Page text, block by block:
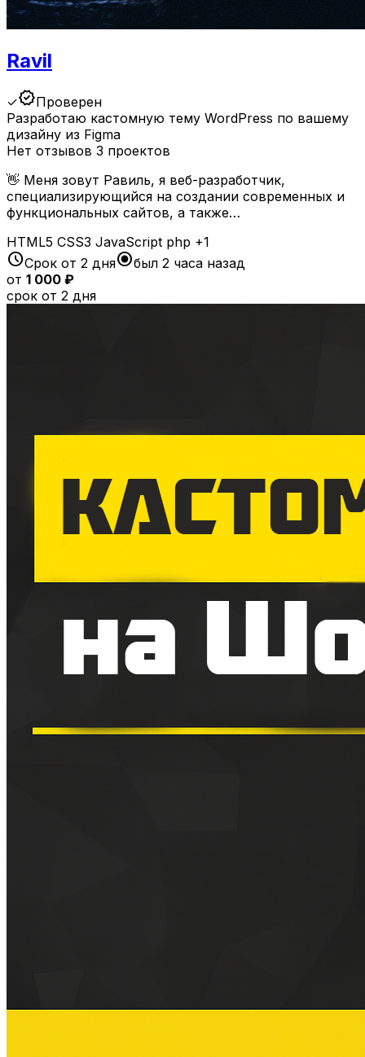
Ravil
✓verifiedПроверен
Разработаю кастомную тему WordPress по вашему
дизайну из Figma
Нет отзывов 3 проектов
👋 Меня зовут Равиль, я веб-разработчик,
специализирующийся на создании современных и
функциональных сайтов, а также…
HTML5 CSS3 JavaScript php +1
scheduleСрок от 2 дняradio_button_checkedбыл 2 часа назад
от 1 000 ₽
срок от 2 дня